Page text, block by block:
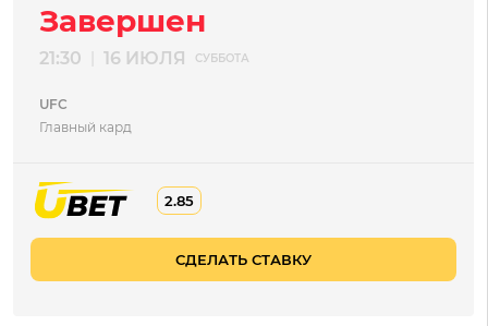
Завершен
21:30 16 ИЮЛЯ СУББОТА
UFC
Главный кард
2.85
СДЕЛАТЬ СТАВКУ